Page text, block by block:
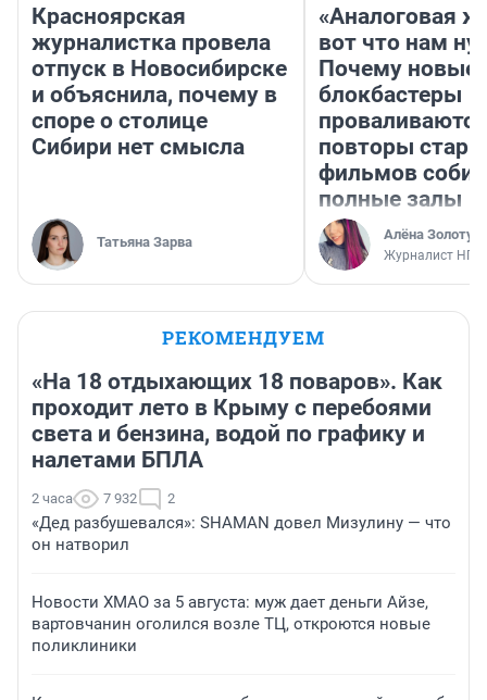
Красноярская
журналистка провела
отпуск в Новосибирске
и объяснила, почему в
споре о столице
Сибири нет смысла
Татьяна Зарва
«Аналоговая
вот что нам
Почему новые
блокбастеры
повторы
фильмов
полные залы
Алёна
Журналист НГС
РЕКОМЕНДУЕМ
«На 18 отдыхающих 18 поваров». Как
проходит лето в Крыму с перебоями
света и бензина, водой по графику и
налетами БПЛА
2 часа 7 932 2
«Дед разбушевался»: SHAMAN довел Мизулину — что
он натворил
Новости ХМАО за 5 августа: муж дает деньги Айзе,
вартовчанин оголился возле ТЦ, откроются новые
поликлиники